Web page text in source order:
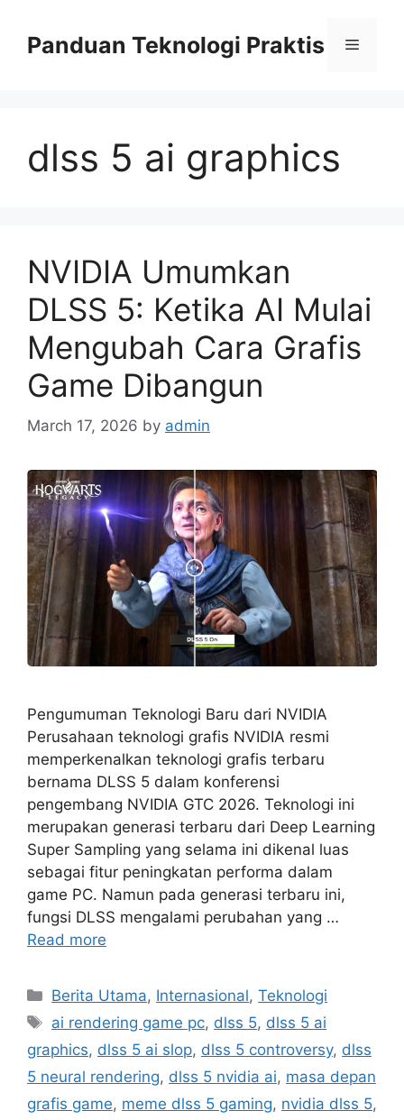
contentPanduan Teknologi Praktis Menu
dlss 5 ai graphics
NVIDIA Umumkan
DLSS 5: Ketika AI Mulai
Mengubah Cara Grafis
Game Dibangun
March 17, 2026 by admin
Pengumuman Teknologi Baru dari NVIDIA
Perusahaan teknologi grafis NVIDIA resmi
memperkenalkan teknologi grafis terbaru
bernama DLSS 5 dalam konferensi
pengembang NVIDIA GTC 2026. Teknologi ini
merupakan generasi terbaru dari Deep Learning
Super Sampling yang selama ini dikenal luas
sebagai fitur peningkatan performa dalam
game PC. Namun pada generasi terbaru ini,
fungsi DLSS mengalami perubahan yang …
Read more
Categories
Berita Utama, Internasional,Teknologi
Tags
ai rendering game pc, dlss 5, dlss 5 ai
graphics, dlss 5 ai slop, dlss 5 controversy, dlss
5 neural rendering, dlss 5 nvidia ai, masa depan
grafis game, meme dlss 5 gaming, nvidia dlss 5,